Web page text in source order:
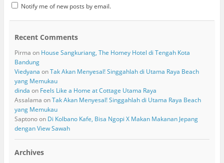
Notify me of new posts by email.
Recent Comments
Pirma on House Sangkuriang, The Homey Hotel di Tengah Kota
Bandung
Viedyana onTak Akan Menyesal! Singgahlah di Utama Raya Beach
yang Memukau
dinda on Feels Like a Home at Cottage Utama Raya
Assalama onTak Akan Menyesal! Singgahlah di Utama Raya Beach
yang Memukau
Saptonoon Di Kolbano Kafe, Bisa Ngopi X Makan Makanan Jepang
dengan View Sawah
Archives